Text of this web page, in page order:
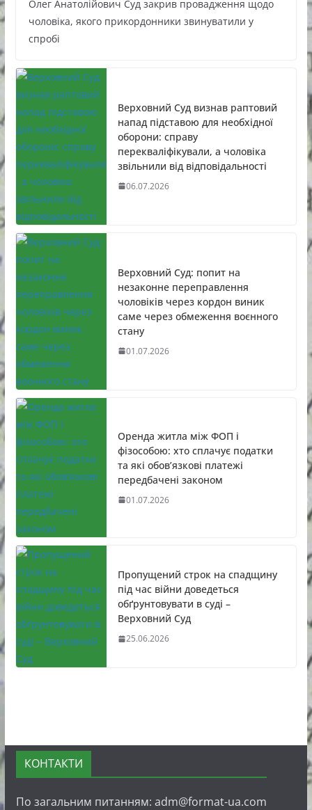
Олег Анатолійович Суд закрив провадження щодо
чоловіка, якого прикордонники звинуватили у
спробі
Верховний Суд визнав раптовий
напад підставою для необхідної
оборони: справу
перекваліфікували, а чоловіка
звільнили від відповідальності
06.07.2026
Верховний Суд: попит на
незаконне переправлення
чоловіків через кордон виник
саме через обмеження воєнного
стану
01.07.2026
Оренда житла між ФОП і
фізособою: хто сплачує податки
та які обов’язкові платежі
передбачені законом
01.07.2026
Пропущений строк на спадщину
під час війни доведеться
обґрунтовувати в суді –
Верховний Суд
25.06.2026
КОНТАКТИ
По загальним питанням: adm@format-ua.com